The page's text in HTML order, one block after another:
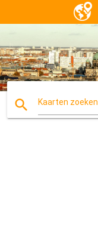
search Kaarten zoeken